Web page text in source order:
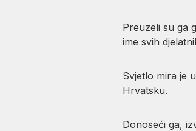
Preuzeli su ga
ime svih
Svjetlo mira je
Hrvatsku.
Donoseći ga,